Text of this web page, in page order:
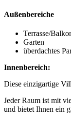
Außenbereiche
Terrasse/
Garten
überdachtes
Innenbereich:
Diese einzigartige
Jeder Raum ist mit
und bietet Ihnen ein